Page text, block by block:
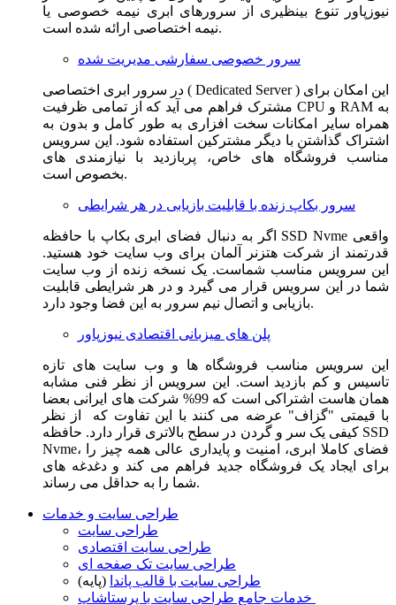
نیوزپاور تنوع بینظیری از سرورهای ابری نیمه خصوصی یا
نیمه اختصاصی ارائه شده است.
سرور خصوصی سفارشی مدیریت شده
در سرور ابری اختصاصی ( Dedicated Server ) این امکان برای
مشترک فراهم می آید که از تمامی ظرفیت CPU و RAM به
همراه سایر امکانات سخت افزاری به طور کامل و بدون به
اشتراک گذاشتن با دیگر مشترکین استفاده شود. این سرویس
مناسب فروشگاه های خاص، پربازدید با نیازمندی های
بخصوص است.
سرور بکاپ زنده با قابلیت بازیابی در هر شرایطی
اگر به دنبال فضای ابری بکاپ با حافظه SSD Nvme واقعی
قدرتمند از شرکت هتزنر آلمان برای وب سایت خود هستید.
این سرویس مناسب شماست. یک نسخه زنده از وب سایت
شما در این سرویس قرار می گیرد و در هر شرایطی قابلیت
بازیابی و اتصال نیم سرور به این فضا وجود دارد.
پلن های میزبانی اقتصادی نیوزپاور
این سرویس مناسب فروشگاه ها و وب سایت های تازه
تاسیس و کم بازدید است. این سرویس از نظر فنی مشابه
همان هاست اشتراکی است که 99% شرکت های ایرانی بعضا
با قیمتی "گزاف" عرضه می کنند با این تفاوت که از نظر
کیفی یک سر و گردن در سطح بالاتری قرار دارد. حافظه SSD
Nvme، فضای کاملا ابری، امنیت و پایداری عالی همه چیز را
برای ایجاد یک فروشگاه جدید فراهم می کند و دغدغه های
شما را به حداقل می رساند.
طراحی سایت و خدمات
طراحی سایت
طراحی سایت اقتصادی
طراحی سایت تک صفحه ای
طراحی سایت با قالب پاندا (پایه)